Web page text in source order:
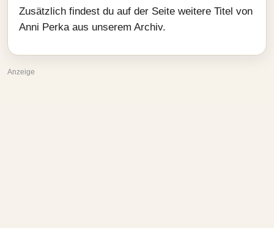
Zusätzlich findest du auf der Seite weitere Titel von
Anni Perka aus unserem Archiv.
Anzeige